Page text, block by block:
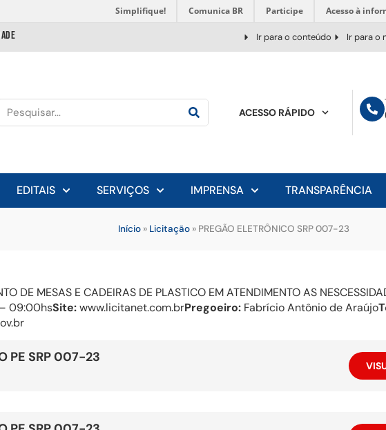
Simplifique! Comunica BR Participe Acesso à
Ir para o conteúdo Ir para o
ACESSO RÁPIDO
EDITAIS SERVIÇOS IMPRENSA TRANSPARÊNCIA
Início» Licitação» PREGÃO ELETRÔNICO SRP 007-23
DE MESAS E CADEIRAS DE PLASTICO EM ATENDIMENTO AS
09:00hsSite:www.licitanet.com.brPregoeiro: Fabrício Antônio de Araújo
PE SRP 007-23